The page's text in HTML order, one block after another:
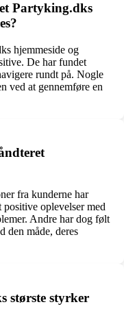
Partyking.dks
hjemmeside og
De har fundet
rundt på. Nogle
ved at gennemføre en
fra kunderne har
oplevelser med
Andre har dog følt
den måde, deres
største styrker